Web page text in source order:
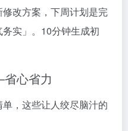
改方案，下周计划是完
实」。10分钟生成初
心省力
，这些让人绞尽脑汁的